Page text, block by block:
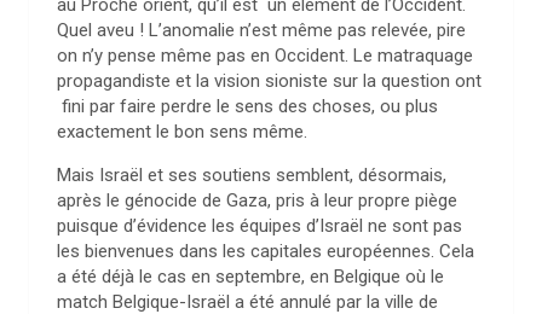
au Proche orient, qu’il est un élément de l’Occident.
Quel aveu ! L’anomalie n’est même pas relevée, pire
on n’y pense même pas en Occident. Le matraquage
propagandiste et la vision sioniste sur la question ont
fini par faire perdre le sens des choses, ou plus
exactement le bon sens même.
Mais Israël et ses soutiens semblent, désormais,
après le génocide de Gaza, pris à leur propre piège
puisque d’évidence les équipes d’Israël ne sont pas
les bienvenues dans les capitales européennes. Cela
a été déjà le cas en septembre, en Belgique où le
match Belgique-Israël a été annulé par la ville de